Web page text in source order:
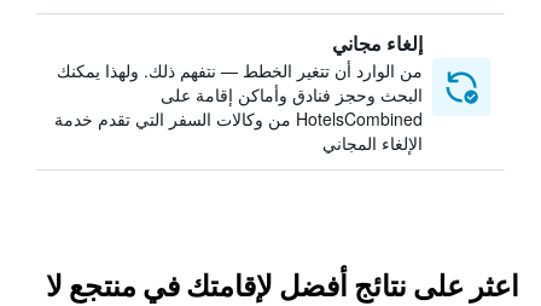
إلغاء مجاني
من الوارد أن تتغير الخطط — نتفهم ذلك. ولهذا يمكنك
البحث وحجز فنادق وأماكن إقامة على
HotelsCombined من وكالات السفر التي تقدم خدمة
الإلغاء المجاني
اعثر على نتائج أفضل لإقامتك في منتجع لا